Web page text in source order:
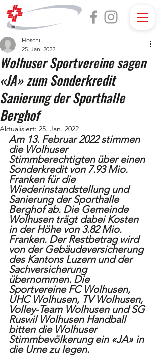
Wolhuser Sportvereine sagen
«JA» zum Sonderkredit
Sanierung der Sporthalle
Berghof
Hoschi
25. Jan. 2022
Aktualisiert: 25. Jan. 2022
Am 13. Februar 2022 stimmen
die Wolhuser
Stimmberechtigten über einen
Sonderkredit von 7.93 Mio.
Franken für die
Wiederinstandstellung und
Sanierung der Sporthalle
Berghof ab. Die Gemeinde
Wolhusen trägt dabei Kosten
in der Höhe von 3.82 Mio.
Franken. Der Restbetrag wird
von der Gebäudeversicherung
des Kantons Luzern und der
Sachversicherung
übernommen. Die
Sportvereine FC Wolhusen,
UHC Wolhusen, TV Wolhusen,
Volley-Team Wolhusen und SG
Ruswil Wolhusen Handball
bitten die Wolhuser
Stimmbevölkerung ein «JA» in
die Urne zu legen.